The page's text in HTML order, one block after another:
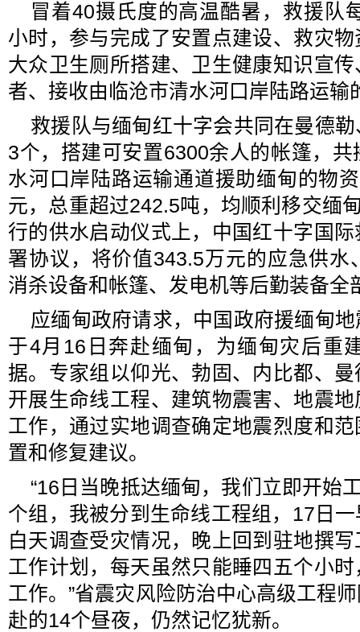
冒着40摄氏度的高温酷暑，救援队
小时，参与完成了安置点建设、救灾
大众卫生厕所搭建、卫生健康知识宣
者、接收由临沧市清水河口岸陆路运输
救援队与缅甸红十字会共同在曼德
3个，搭建可安置6300余人的帐篷，
水河口岸陆路运输通道援助缅甸的物
元，总重超过242.5吨，均顺利移交缅
行的供水启动仪式上，中国红十字国
署协议，将价值343.5万元的应急供水
消杀设备和帐篷、发电机等后勤装备全
应缅甸政府请求，中国政府援缅甸
于4月16日奔赴缅甸，为缅甸灾后重
据。专家组以仰光、勃固、内比都、
开展生命线工程、建筑物震害、地震
工作，通过实地调查确定地震烈度和
置和修复建议。
“16日当晚抵达缅甸，我们立即开始
个组，我被分到生命线工程组，17日
白天调查受灾情况，晚上回到驻地撰
工作计划，每天虽然只能睡四五个小
工作。”省震灾风险防治中心高级工程
赴的14个昼夜，仍然记忆犹新。